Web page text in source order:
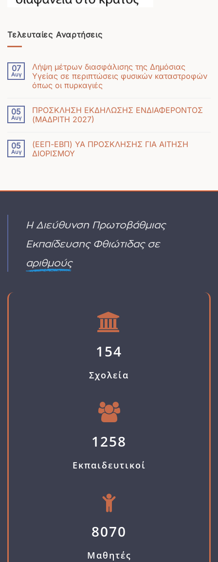
Τελευταίες Αναρτήσεις
07
Αυγ
Λήψη μέτρων διασφάλισης της Δημόσιας
Υγείας σε περιπτώσεις φυσικών καταστροφών
όπως οι πυρκαγιές
υπάρχουν
σχόλια
στο
μέτρων
διασφάλισης
σε
όπως
πυρκαγιές
05
Αυγ
ΠΡΟΣΚΛΗΣΗ ΕΚΔΗΛΩΣΗΣ ΕΝΔΙΑΦΕΡΟΝΤΟΣ
(ΜΑΔΡΙΤΗ 2027)
υπάρχουν
σχόλια
στο
05
Αυγ
(ΕΕΠ-ΕΒΠ) ΥΑ ΠΡΟΣΚΛΗΣΗΣ ΓΙΑ ΑΙΤΗΣΗ
ΔΙΟΡΙΣΜΟΥ
στο
ΥΑ
ΠΡΟΣΚΛΗΣΗΣ
ΓΙΑ
ΑΙΤΗΣΗ
ΔΙΟΡΙΣΜΟΥ
Η Διεύθυνση Πρωτοβάθμιας
Εκπαίδευσης Φθιώτιδας σε
αριθμούς
154
Σχολεία
1258
Εκπαιδευτικοί
8070
Μαθητές